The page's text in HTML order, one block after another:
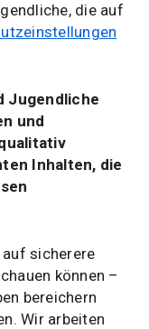
die auf
Jugendliche
und
Inhalten, die
sicherere
können –
bereichern
Wir arbeiten